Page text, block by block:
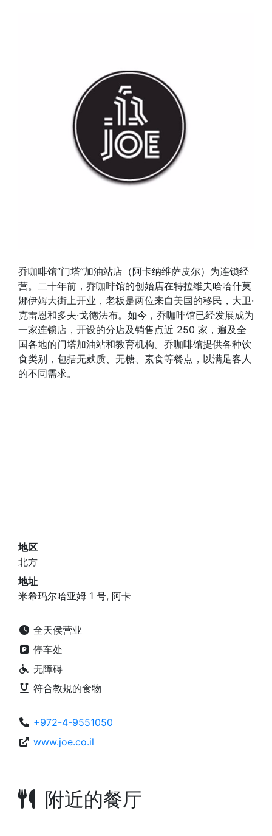
乔咖啡馆“门塔”加油站店（阿卡纳维萨皮尔）为连锁经
营。二十年前，乔咖啡馆的创始店在特拉维夫哈哈什莫
娜伊姆大街上开业，老板是两位来自美国的移民，大卫·
克雷恩和多夫·戈德法布。如今，乔咖啡馆已经发展成为
一家连锁店，开设的分店及销售点近 250 家，遍及全
国各地的门塔加油站和教育机构。乔咖啡馆提供各种饮
食类别，包括无麸质、无糖、素食等餐点，以满足客人
的不同需求。
地区
北方
地址
米希玛尔哈亚姆 1 号, 阿卡
全天侯营业
停车处
无障碍
符合教規的食物
+972-4-9551050
www.joe.co.il
附近的餐厅